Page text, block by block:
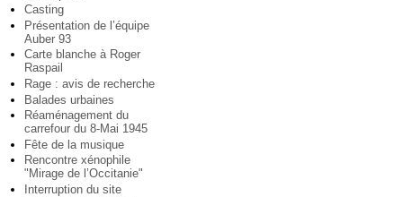
Casting
Présentation de l’équipe
Auber 93
Carte blanche à Roger
Raspail
Rage : avis de recherche
Balades urbaines
Réaménagement du
carrefour du 8-Mai 1945
Fête de la musique
Rencontre xénophile
"Mirage de l’Occitanie"
Interruption du site